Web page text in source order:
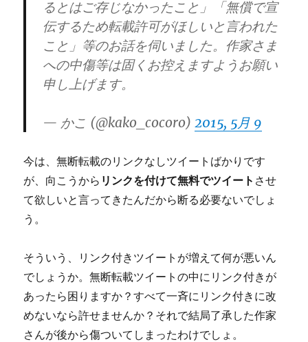
るとはご存じなかったこと」「無償で宣
伝するため転載許可がほしいと言われた
こと」等のお話を伺いました。作家さま
への中傷等は固くお控えますようお願い
申し上げます。
— かこ (@kako_cocoro)2015, 5月 9
今は、無断転載のリンクなしツイートばかりです
が、向こうから リンクを付けて無料でツイート させ
て欲しいと言ってきたんだから断る必要ないでしょ
う。
そういう、リンク付きツイートが増えて何が悪いん
でしょうか。無断転載ツイートの中にリンク付きが
あったら困りますか？すべて一斉にリンク付きに改
めないなら許せませんか？それで結局了承した作家
さんが後から傷ついてしまったわけでしょ。